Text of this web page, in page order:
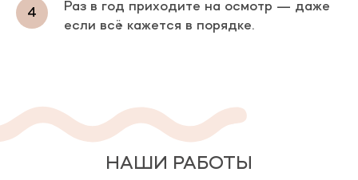
Раз в год приходите на осмотр — даже
если всё кажется в порядке.
НАШИ РАБОТЫ